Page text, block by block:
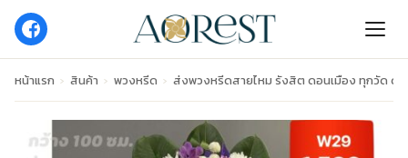
หน้าแรก › สินค้า › พวงหรีด › ส่งพวงหรีดสายไหม รังสิต ดอนเมือง ทุกวัด ด่